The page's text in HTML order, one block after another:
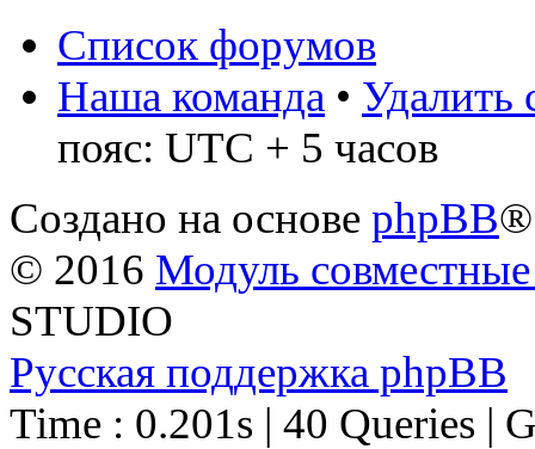
Список форумов
Наша команда • Удалить
пояс: UTC + 5 часов
Создано на основе phpBB®
© 2016 Модуль
STUDIO
Русская поддержка phpBB
Time : 0.201s | 40 Queries |